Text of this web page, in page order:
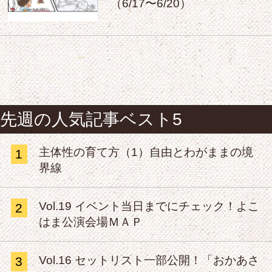
（6/17〜6/20）
先週の人気記事ベスト5
1
主体性の育て方（1）自由とわがままの境
界線
2
Vol.19 イベント当日までにチェック！よこ
はま公演会場ＭＡＰ
3
Vol.16 セットリスト一部公開！「おかあさ